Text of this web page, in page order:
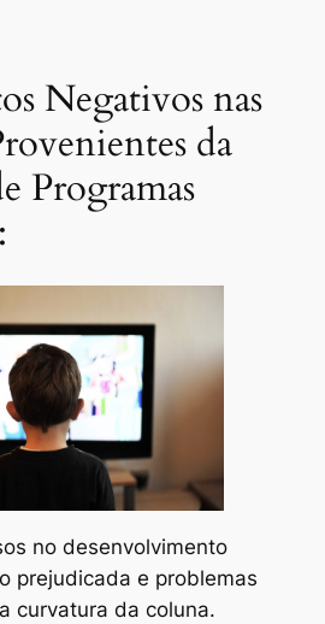
Negativos nas
da
Programas
no desenvolvimento
prejudicada e problemas
curvatura da coluna.